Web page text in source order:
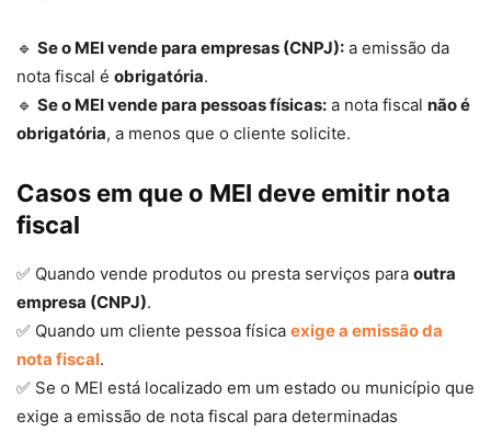
🔹 Se o MEI vende para empresas (CNPJ): a emissão da
nota fiscal é obrigatória.
🔹 Se o MEI vende para pessoas físicas: a nota fiscal não é
obrigatória, a menos que o cliente solicite.
Casos em que o MEI deve emitir nota
fiscal
✅ Quando vende produtos ou presta serviços para outra
empresa (CNPJ).
✅ Quando um cliente pessoa física exige a emissão da
nota fiscal.
✅ Se o MEI está localizado em um estado ou município que
exige a emissão de nota fiscal para determinadas